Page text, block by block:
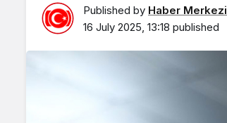
Published by Haber Merkezi
16 July 2025, 13:18 published